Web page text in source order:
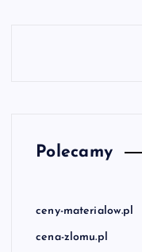
Polecamy
ceny-materialow.pl
cena-zlomu.pl